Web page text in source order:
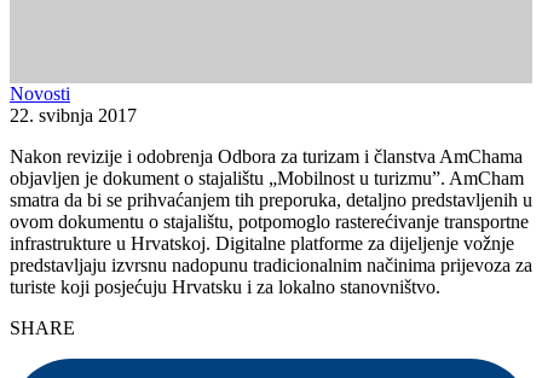
Novosti
22. svibnja 2017
Nakon revizije i odobrenja Odbora za turizam i članstva AmChama
objavljen je dokument o stajalištu „Mobilnost u turizmu”. AmCham
smatra da bi se prihvaćanjem tih preporuka, detaljno predstavljenih u
ovom dokumentu o stajalištu, potpomoglo rasterećivanje transportne
infrastrukture u Hrvatskoj. Digitalne platforme za dijeljenje vožnje
predstavljaju izvrsnu nadopunu tradicionalnim načinima prijevoza za
turiste koji posjećuju Hrvatsku i za lokalno stanovništvo.
SHARE